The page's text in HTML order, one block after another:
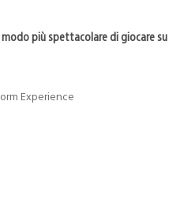
più spettacolare di giocare su
Experience